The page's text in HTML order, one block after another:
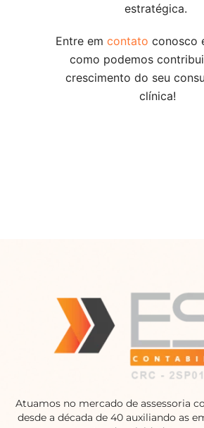
estratégica.
Entre em contato conosco
como podemos
crescimento do seu
clínica!
Atuamos no mercado de assessoria
desde a década de 40 auxiliando as